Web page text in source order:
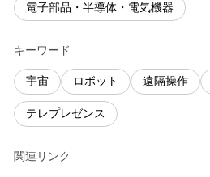
電子部品・半導体・電気機器
キーワード
宇宙 ロボット 遠隔操作
テレプレゼンス
関連リンク